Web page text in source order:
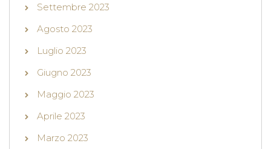
Settembre 2023
Agosto 2023
Luglio 2023
Giugno 2023
Maggio 2023
Aprile 2023
Marzo 2023